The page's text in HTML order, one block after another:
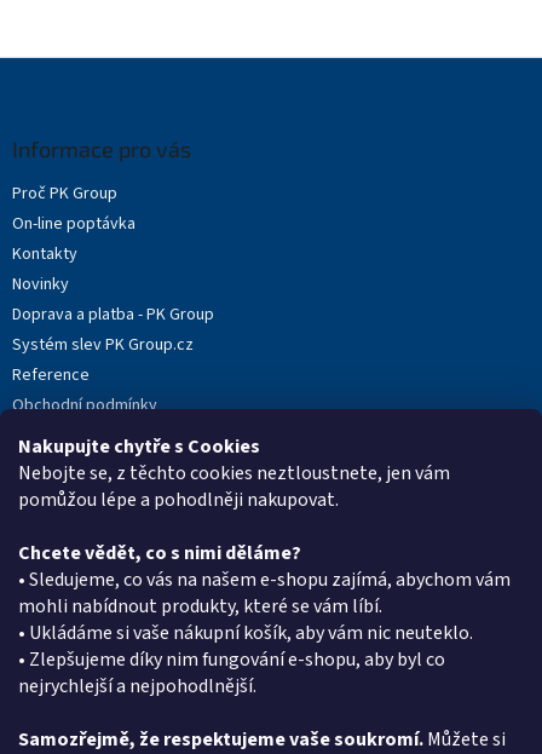
Nakupujte chytře s Cookies
Nebojte se, z těchto cookies neztloustnete, jen vám
pomůžou lépe a pohodlněji nakupovat.
Chcete vědět, co s nimi děláme?
• Sledujeme, co vás na našem e-shopu zajímá, abychom vám
mohli nabídnout produkty, které se vám líbí.
• Ukládáme si vaše nákupní košík, aby vám nic neuteklo.
• Zlepšujeme díky nim fungování e-shopu, aby byl co
nejrychlejší a nejpohodlnější.
Samozřejmě, že respektujeme vaše soukromí.Můžete si
Informace pro vás
Proč PK Group
On-line poptávka
Kontakty
Novinky
Doprava a platba - PK Group
Systém slev PK Group.cz
Reference
Obchodní podmínky
Podmínky ochrany osobních údajů
Reklamační protokol
Kontakt
eshop@pkgroup.cz
+420603331993
+420734621131